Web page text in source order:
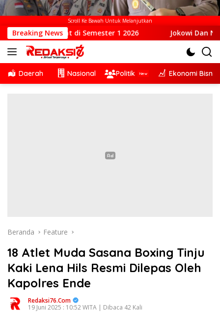
Scroll Ke Bawah Untuk Melanjutkan
Breaking News
Semester 1 2026 Jokowi Dan NTT: Kepemimpinan
Daerah Nasional Politik Ekonomi Bisnis
Beranda Feature
18 Atlet Muda Sasana Boxing Tinju
Kaki Lena Hils Resmi Dilepas Oleh
Kapolres Ende
Redaksi76.com
19 Juni 2025 : 10:52 WITA | Dibaca 42 Kali